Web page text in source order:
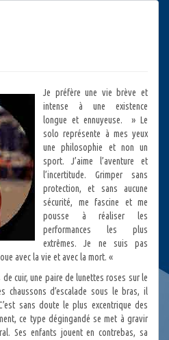
Je préfère une vie brève et
intense à une existence
longue et ennuyeuse. » Le
solo représente à mes yeux
une philosophie et non un
sport. J’aime l’aventure et
l’incertitude. Grimper sans
protection, et sans aucune
sécurité, me fascine et me
pousse à réaliser les
performances les plus
extrêmes. Je ne suis pas
avec la vie et avec la mort. «
cuir, une paire de lunettes roses sur le
chaussons d’escalade sous le bras, il
sans doute le plus excentrique des
ce type dégingandé se met à gravir
Ses enfants jouent en contrebas, sa